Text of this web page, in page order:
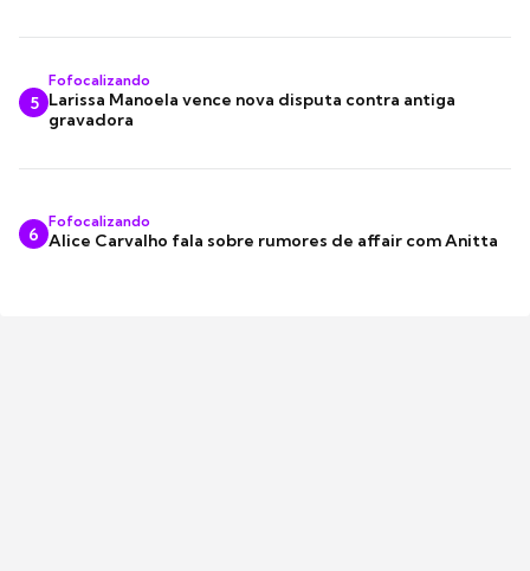
5
Fofocalizando
Larissa Manoela vence nova disputa contra antiga
gravadora
6
Fofocalizando
Alice Carvalho fala sobre rumores de affair com Anitta